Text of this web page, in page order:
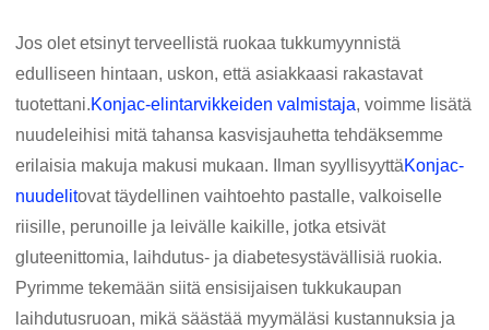
Jos olet etsinyt terveellistä ruokaa tukkumyynnistä
edulliseen hintaan, uskon, että asiakkaasi rakastavat
tuotettani.Konjac-elintarvikkeiden valmistaja, voimme lisätä
nuudeleihisi mitä tahansa kasvisjauhetta tehdäksemme
erilaisia ​​makuja makusi mukaan. Ilman syyllisyyttäKonjac-
nuudelitovat täydellinen vaihtoehto pastalle, valkoiselle
riisille, perunoille ja leivälle kaikille, jotka etsivät
gluteenittomia, laihdutus- ja diabetesystävällisiä ruokia.
Pyrimme tekemään siitä ensisijaisen tukkukaupan
laihdutusruoan, mikä säästää myymäläsi kustannuksia ja